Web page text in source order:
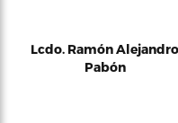
Lcdo. Ramón Alejandro
Pabón